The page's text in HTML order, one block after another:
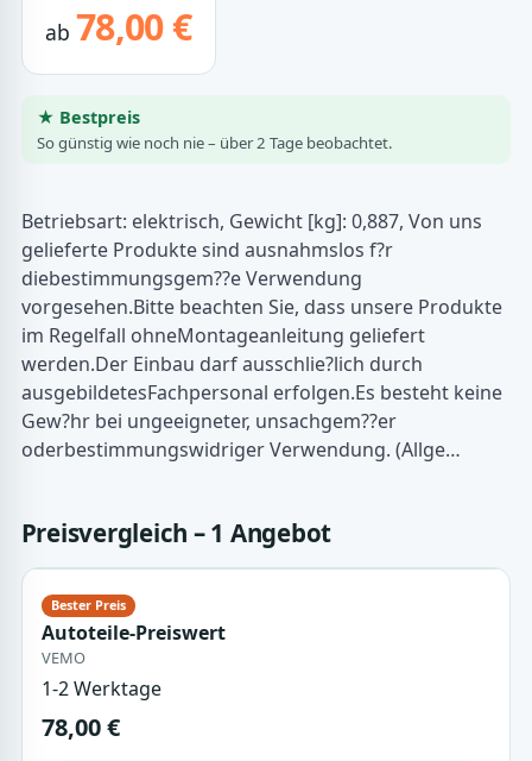
ab 78,00 €
★ Bestpreis
So günstig wie noch nie – über 2 Tage beobachtet.
Betriebsart: elektrisch, Gewicht [kg]: 0,887, Von uns
gelieferte Produkte sind ausnahmslos f?r
diebestimmungsgem??e Verwendung
vorgesehen.Bitte beachten Sie, dass unsere Produkte
im Regelfall ohneMontageanleitung geliefert
werden.Der Einbau darf ausschlie?lich durch
ausgebildetesFachpersonal erfolgen.Es besteht keine
Gew?hr bei ungeeigneter, unsachgem??er
oderbestimmungswidriger Verwendung. (Allge…
Preisvergleich – 1 Angebot
Autoteile-Preiswert
VEMO
1-2 Werktage
78,00 €